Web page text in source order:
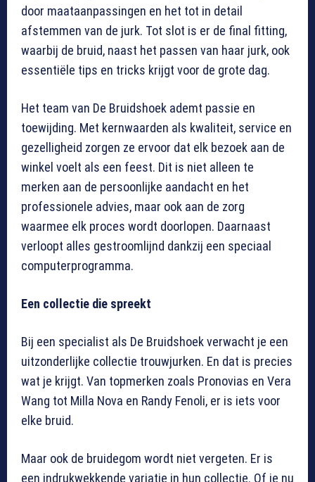
door maataanpassingen en het tot in detail
afstemmen van de jurk. Tot slot is er de final fitting,
waarbij de bruid, naast het passen van haar jurk, ook
essentiële tips en tricks krijgt voor de grote dag.
Het team van De Bruidshoek ademt passie en
toewijding. Met kernwaarden als kwaliteit, service en
gezelligheid zorgen ze ervoor dat elk bezoek aan de
winkel voelt als een feest. Dit is niet alleen te
merken aan de persoonlijke aandacht en het
professionele advies, maar ook aan de zorg
waarmee elk proces wordt doorlopen. Daarnaast
verloopt alles gestroomlijnd dankzij een speciaal
computerprogramma.
Een collectie die spreekt
Bij een specialist als De Bruidshoek verwacht je een
uitzonderlijke collectie trouwjurken. En dat is precies
wat je krijgt. Van topmerken zoals Pronovias en Vera
Wang tot Milla Nova en Randy Fenoli, er is iets voor
elke bruid.
Maar ook de bruidegom wordt niet vergeten. Er is
een indrukwekkende variatie in hun collectie. Of je nu